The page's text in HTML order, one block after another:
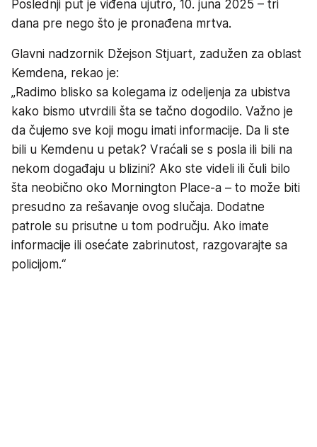
Poslednji put je viđena ujutro, 10. juna 2025 – tri
dana pre nego što je pronađena mrtva.
Glavni nadzornik Džejson Stjuart, zadužen za oblast
Kemdena, rekao je:
„Radimo blisko sa kolegama iz odeljenja za ubistva
kako bismo utvrdili šta se tačno dogodilo. Važno je
da čujemo sve koji mogu imati informacije. Da li ste
bili u Kemdenu u petak? Vraćali se s posla ili bili na
nekom događaju u blizini? Ako ste videli ili čuli bilo
šta neobično oko Mornington Place-a – to može biti
presudno za rešavanje ovog slučaja. Dodatne
patrole su prisutne u tom području. Ako imate
informacije ili osećate zabrinutost, razgovarajte sa
policijom.“